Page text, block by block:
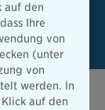
auf den
Ihre
von
(unter
von
werden. In
auf den